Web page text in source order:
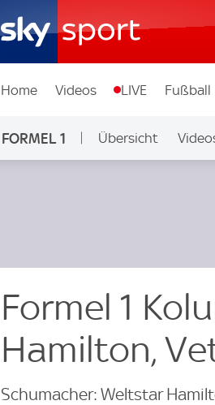
Home Videos LIVE Fußball
FORMEL 1 Übersicht
Formel 1
Hamilton,
Schumacher: Weltstar